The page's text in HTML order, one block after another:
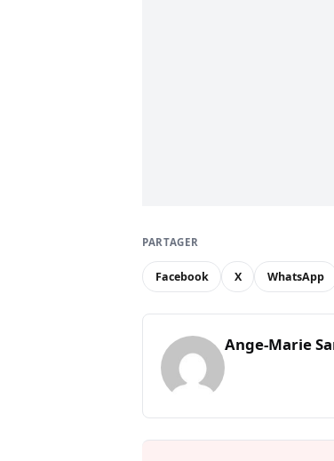
PARTAGER
Facebook X WhatsApp
Ange-Marie